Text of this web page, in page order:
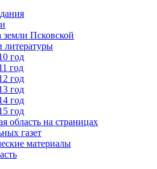
земли Псковской
литературы
год
год
год
год
год
год
область на страницах
газет
материалы